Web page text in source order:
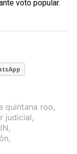
voto popular.
quintana roo,
judicial,
,
,